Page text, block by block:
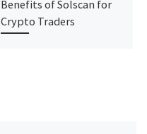
Benefits of Solscan for
Crypto Traders